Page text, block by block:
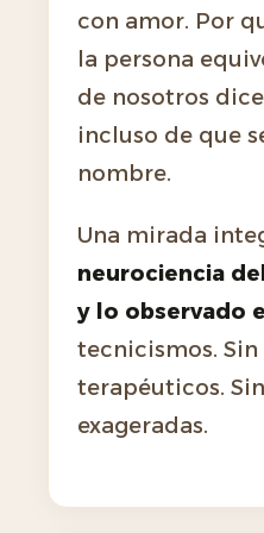
con amor. Por
la persona
de nosotros dice
incluso de que
nombre.
Una mirada
neurociencia
y lo observado
tecnicismos.
terapéuticos.
exageradas.